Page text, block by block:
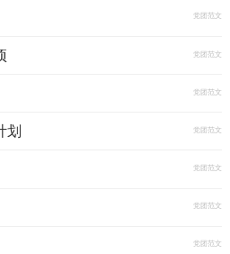
党团范文
党团范文
党团范文
划 党团范文
党团范文
党团范文
党团范文